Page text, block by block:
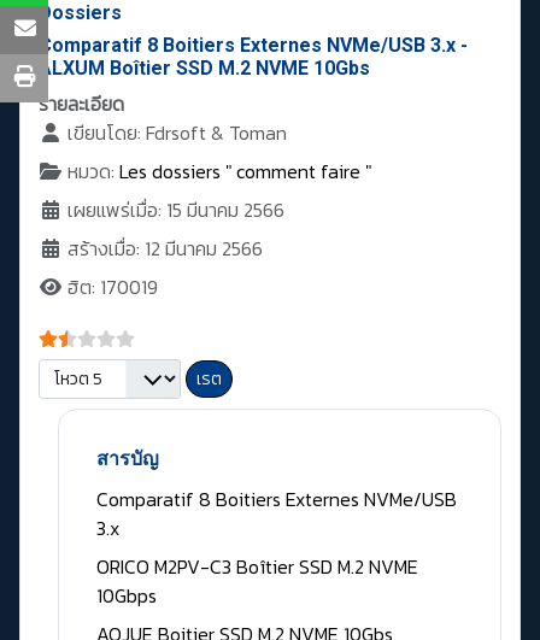
Dossiers
Comparatif 8 Boitiers Externes NVMe/USB 3.x -
ALXUM Boîtier SSD M.2 NVME 10Gbs
รายละเอียด
เขียนโดย: Fdrsoft & Toman
หมวด: Les dossiers " comment faire "
เผยแพร่เมื่อ: 15 มีนาคม 2566
สร้างเมื่อ: 12 มีนาคม 2566
ฮิต: 170019
ให้เรตสมาชิก:
กรุณาให้คะแนน
สารบัญ
Comparatif 8 Boitiers Externes NVMe/USB
3.x
ORICO M2PV-C3 Boîtier SSD M.2 NVME
10Gbps